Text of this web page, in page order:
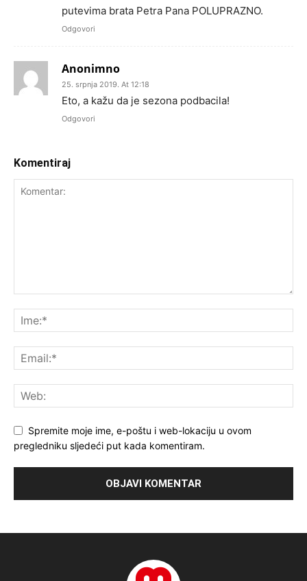
putevima brata Petra Pana POLUPRAZNO.
Odgovori
Anonimno
25. srpnja 2019. At 12:18
Eto, a kažu da je sezona podbacila!
Odgovori
Komentiraj
Spremite moje ime, e-poštu i web-lokaciju u ovom
pregledniku sljedeći put kada komentiram.